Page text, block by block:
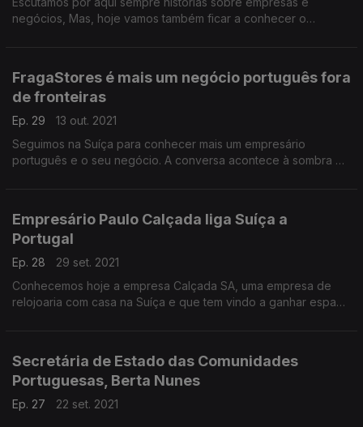
negócios, Mas, hoje vamos também ficar a conhecer o
desde 1998 na Suíça.
FragaStores é mais um negócio português fora
de fronteiras
Ep. 29
13 out. 2021
Seguimos na Suíça para conhecer mais um empresário
português e o seu negócio. A conversa acontece à sombra da
Empresário Paulo Calçada liga Suíça a
Portugal
Ep. 28
29 set. 2021
Conhecemos hoje a empresa Calçada SA, uma empresa de
relojoaria com casa na Suíça e que tem vindo a ganhar espaço
Secretária de Estado das Comunidades
Portuguesas, Berta Nunes
Ep. 27 22 set. 2021